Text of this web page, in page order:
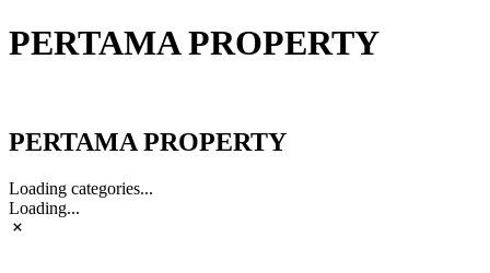
PERTAMA PROPERTY
PERTAMA PROPERTY
Loading categories...
Loading...